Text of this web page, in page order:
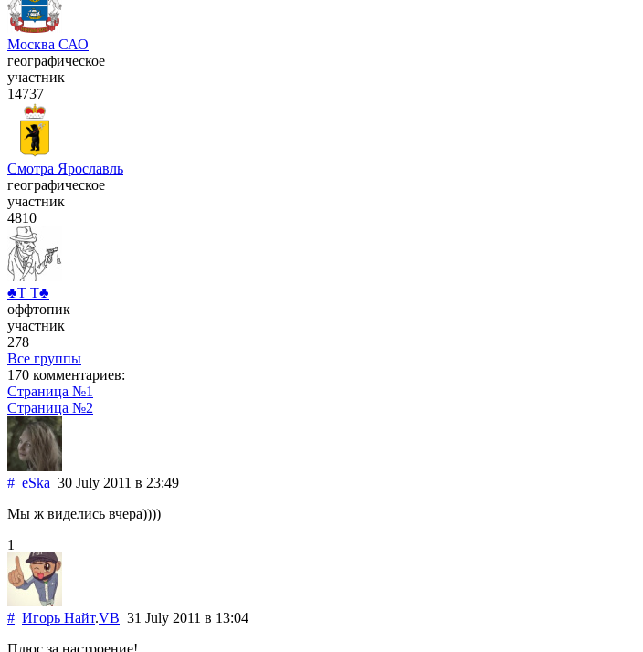
Москва САО
географическое
участник
14737
Смотра Ярославль
географическое
участник
4810
♣T T♣
оффтопик
участник
278
Все группы
170 комментариев:
Страница №1
Страница №2
# eSka 30 July 2011 в 23:49
Мы ж виделись вчера))))
1
# Игорь Найт.VB 31 July 2011 в 13:04